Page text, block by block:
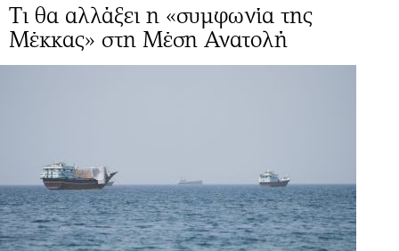
Τι θα αλλάξει η «συμφωνία της
Μέκκας» στη Μέση Ανατολή